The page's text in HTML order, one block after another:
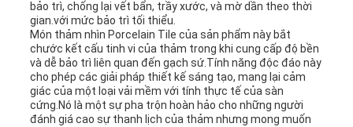
bảo trì, chống lại vết bẩn, trầy xước, và mờ dần theo thời
gian.với mức bảo trì tối thiểu.
Món thảm nhìn Porcelain Tile của sản phẩm này bắt
chước kết cấu tinh vi của thảm trong khi cung cấp độ bền
và dễ bảo trì liên quan đến gạch sứ.Tính năng độc đáo này
cho phép các giải pháp thiết kế sáng tạo, mang lại cảm
giác của một loại vải mềm với tính thực tế của sàn
cứng.Nó là một sự pha trộn hoàn hảo cho những người
đánh giá cao sự thanh lịch của thảm nhưng mong muốn